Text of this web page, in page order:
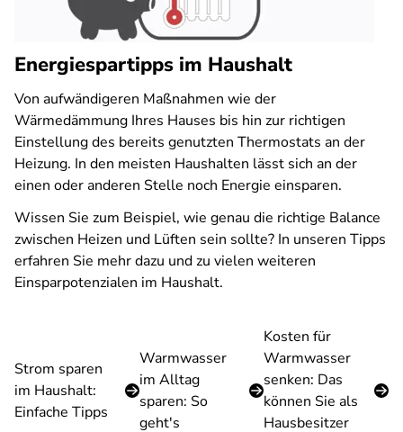
Energiespartipps im Haushalt
Von aufwändigeren Maßnahmen wie der
Wärmedämmung Ihres Hauses bis hin zur richtigen
Einstellung des bereits genutzten Thermostats an der
Heizung. In den meisten Haushalten lässt sich an der
einen oder anderen Stelle noch Energie einsparen.
Wissen Sie zum Beispiel, wie genau die richtige Balance
zwischen Heizen und Lüften sein sollte? In unseren Tipps
erfahren Sie mehr dazu und zu vielen weiteren
Einsparpotenzialen im Haushalt.
Strom sparen
im Haushalt:
Einfache Tipps
Warmwasser
im Alltag
sparen: So
geht's
Kosten für
Warmwasser
senken: Das
können Sie als
Hausbesitzer